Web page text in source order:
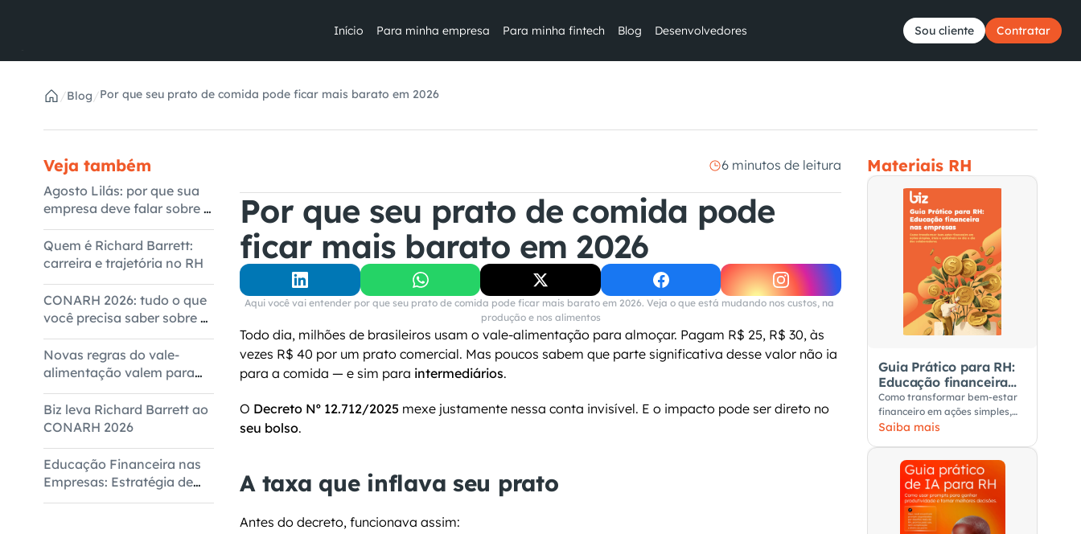
Início Para minha empresa Para minha fintech Blog Desenvolvedores Sou cliente Contratar
/Blog/Por que seu prato de comida pode ficar mais barato em 2026
Veja também
Agosto Lilás: por que sua
empresa deve falar sobre o
tema
Quem é Richard Barrett:
carreira e trajetória no RH
CONARH 2026: tudo o que
você precisa saber sobre o
evento
Novas regras do vale-
alimentação valem para
todas as empresas
Biz leva Richard Barrett ao
CONARH 2026
Educação Financeira nas
Empresas: Estratégia de
Bem-Estar Corporativo
6 minutos de leitura
Por que seu prato de comida pode
ficar mais barato em 2026
Aqui você vai entender por que seu prato de comida pode ficar mais barato em 2026. Veja o que está mudando nos custos, na
produção e nos alimentos
Todo dia, milhões de brasileiros usam o vale-alimentação para almoçar. Pagam R$ 25, R$ 30, às
vezes R$ 40 por um prato comercial. Mas poucos sabem que parte significativa desse valor não ia
para a comida — e sim para intermediários.
O Decreto Nº 12.712/2025
seu bolso.
A taxa que inflava seu prato
Antes do decreto, funcionava assim:
Materiais RH
Guia Prático para RH:
Educação financeira
nas empresas
Como transformar bem-estar
financeiro em ações simples,
úteis e aplicáveis no dia a dia
Saiba mais